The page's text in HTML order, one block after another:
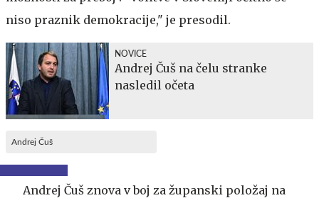
niso praznik demokracije," je presodil.
NOVICE
Andrej Čuš na čelu stranke
nasledil očeta
Andrej Čuš
Andrej Čuš znova v boj za županski položaj na